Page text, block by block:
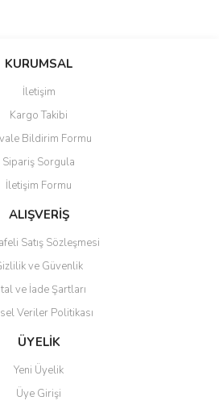
ilk yorumu siz yapın!
veya görüntülenemiyor.
bilgiler bulunuyor.
bulunuyor.
daha pahalı.
alternatifler olmalı.
Gönder
KURUMSAL
İletişim
Kargo Takibi
Bildirim Formu
Sipariş Sorgula
İletişim Formu
ALIŞVERİŞ
Satış Sözleşmesi
ve Güvenlik
ve İade Şartları
Veriler Politikası
ÜYELİK
Yeni Üyelik
Üye Girişi